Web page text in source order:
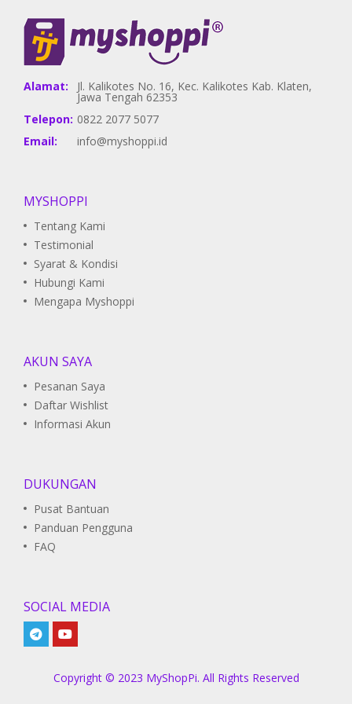
Alamat: Jl. Kalikotes No. 16, Kec. Kalikotes Kab. Klaten,
Jawa Tengah 62353
Telepon: 0822 2077 5077
Email:
info@myshoppi.id
MYSHOPPI
Tentang Kami
Testimonial
Syarat & Kondisi
Hubungi Kami
Mengapa Myshoppi
AKUN SAYA
Pesanan Saya
Daftar Wishlist
Informasi Akun
DUKUNGAN
Pusat Bantuan
Panduan Pengguna
FAQ
SOCIAL MEDIA
Copyright © 2023 MyShopPi. All Rights Reserved